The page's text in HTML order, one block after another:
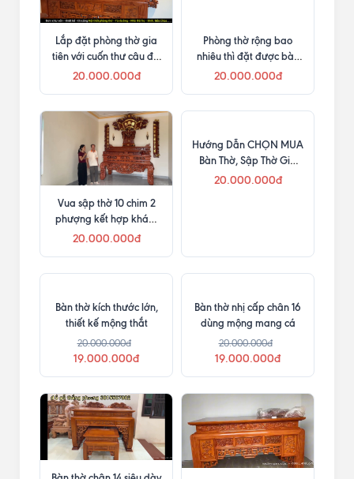
Tiên Tại Đông Hưng Thái
Bình
20.000.000đ
Lắp đặt phòng thờ gia
tiên với cuốn thư câu đối
vuông theo chiều cao 2,4
m
20.000.000đ
Phòng thờ rộng bao
nhiêu thì đặt được bàn
thờ chân 30 ?
Vua sập thờ 10 chim 2
phượng kết hợp khám
thờ, cuốn thư và câu đối
20.000.000đ
Hướng Dẫn CHỌN MUA
Bàn Thờ, Sập Thờ Gia
Tiên
20.000.000đ